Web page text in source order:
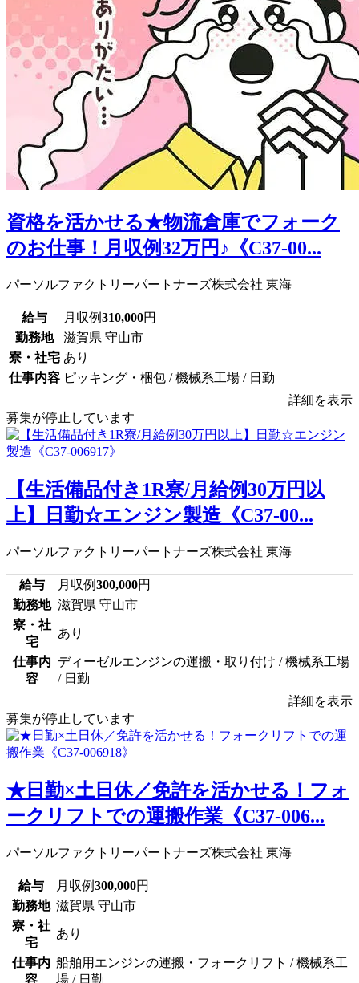
資格を活かせる★物流倉庫でフォーク
のお仕事！月収例32万円♪《C37-00...
パーソルファクトリーパートナーズ株式会社 東海
給与 月収例310,000円
勤務地
滋賀県 守山市
寮・社宅 あり
仕事内容 ピッキング・梱包 / 機械系工場 / 日勤
詳細を表示
募集が停止しています
【生活備品付き1R寮/月給例30万円以
上】日勤☆エンジン製造《C37-00...
パーソルファクトリーパートナーズ株式会社 東海
給与 月収例300,000円
勤務地 滋賀県 守山市
寮・社
宅
あり
仕事内
容
ディーゼルエンジンの運搬・取り付け / 機械系工場
/ 日勤
詳細を表示
募集が停止しています
★日勤×土日休／免許を活かせる！フォ
ークリフトでの運搬作業《C37-006...
パーソルファクトリーパートナーズ株式会社 東海
給与 月収例300,000円
勤務地 滋賀県 守山市
寮・社
宅
あり
仕事内
容
船舶用エンジンの運搬・フォークリフト / 機械系工
場 / 日勤